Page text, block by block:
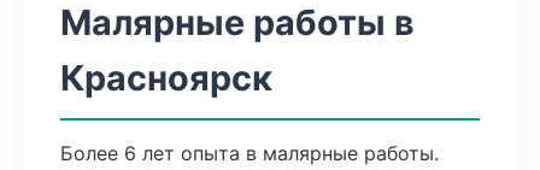
Малярные работы в
Красноярск
Более 6 лет опыта в малярные работы.